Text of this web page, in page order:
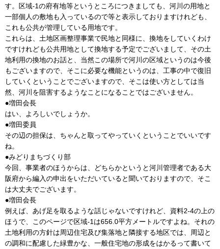
す。区域-1の府有地等というところにつきましても、河川の用地と
一部個人の敷地も入っているので等と表示しておりますけれども、
これも公共が管理している用地です。
これらは、土地区画整理事業で民地と同様に、換地をしていくわけ
ですけれども公共用地として換地する予定でございまして、その土
地利用の換地のお話と、当然この場所で河川の区域というのは今後
もございますので、そこに必要な機能というのは、工事の中で復旧
していくということでございますので、そこは使い方としては当
然、河川を阻害するようなことになることではございません。
●増田会長
はい、よろしいでしょうか。
●増田委員
その辺の担保は、ちゃんと取ってやっていくということでいいです
ね。
●みどりまちづくり部
今回、事業者のほうからは、どちらかというと河川管理者である大
阪府から編入の申出をいただいていると聞いておりますので、そこ
は大丈夫でございます。
●増田会長
例えば、あげ足を取るような話じゃないですけれど、資料2-4の上の
ほうで、このページで区域-1は656.0平方メートルですよね。それの
土地利用の方針は周辺住宅及び集落地と隣接する地区では、周辺と
の調和に配慮した緑豊かな、一般住宅地の形成をはかるって書いて